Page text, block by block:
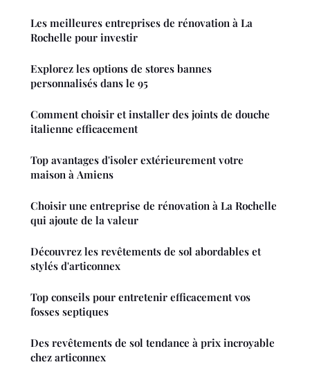
Les meilleures entreprises de rénovation à La
Rochelle pour investir
Explorez les options de stores bannes
personnalisés dans le 95
Comment choisir et installer des joints de douche
italienne efficacement
Top avantages d'isoler extérieurement votre
maison à Amiens
Choisir une entreprise de rénovation à La Rochelle
qui ajoute de la valeur
Découvrez les revêtements de sol abordables et
stylés d'articonnex
Top conseils pour entretenir efficacement vos
fosses septiques
Des revêtements de sol tendance à prix incroyable
chez articonnex